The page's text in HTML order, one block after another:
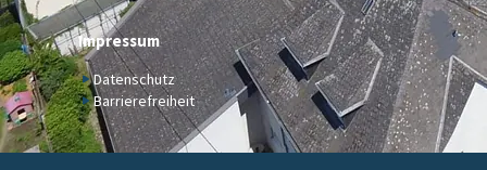
Impressum
Datenschutz
Barrierefreiheit